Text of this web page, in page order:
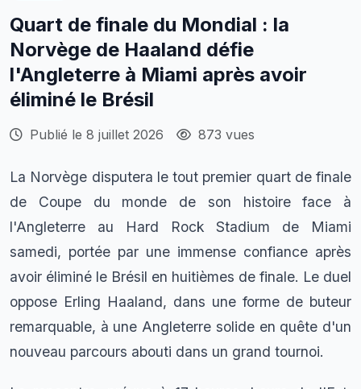
Quart de finale du Mondial : la
Norvège de Haaland défie
l'Angleterre à Miami après avoir
éliminé le Brésil
Publié le 8 juillet 2026 873 vues
La Norvège disputera le tout premier quart de finale
de Coupe du monde de son histoire face à
l'Angleterre au Hard Rock Stadium de Miami
samedi, portée par une immense confiance après
avoir éliminé le Brésil en huitièmes de finale. Le duel
oppose Erling Haaland, dans une forme de buteur
remarquable, à une Angleterre solide en quête d'un
nouveau parcours abouti dans un grand tournoi.